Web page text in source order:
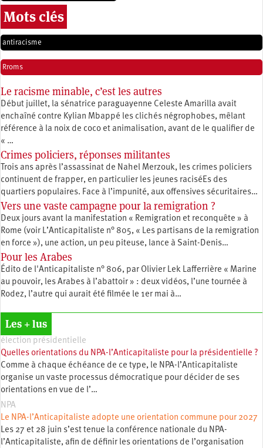
Mots clés
antiracisme
Rroms
Le racisme minable, c’est les autres
Début juillet, la sénatrice paraguayenne Celeste Amarilla avait
enchaîné contre Kylian Mbappé les clichés négrophobes, mêlant
référence à la noix de coco et animalisation, avant de le qualifier de
« …
Crimes policiers, réponses militantes
Trois ans après l’assassinat de Nahel Merzouk, les crimes policiers
continuent de frapper, en particulier les jeunes raciséEs des
quartiers populaires. Face à l’impunité, aux offensives sécuritaires…
Vers une vaste campagne pour la remigration ?
Deux jours avant la manifestation « Remigration et reconquête » à
Rome (voir L’Anticapitaliste n° 805, « Les partisans de la remigration
en force »), une action, un peu piteuse, lance à Saint-Denis…
Pour les Arabes
Édito de l'Anticapitaliste n° 806, par Olivier Lek Lafferrière « Marine
au pouvoir, les Arabes à l’abattoir » : deux vidéos, l’une tournée à
Rodez, l’autre qui aurait été filmée le 1er mai à…
Les + lus
élection présidentielle
Quelles orientations du NPA-l’Anticapitaliste pour la présidentielle ?
Comme à chaque échéance de ce type, le NPA-l’Anticapitaliste
organise un vaste processus démocratique pour décider de ses
orientations en vue de l’…
NPA
Le NPA-l’Anticapitaliste adopte une orientation commune pour 2027
Les 27 et 28 juin s’est tenue la conférence nationale du NPA-
l’Anticapitaliste, afin de définir les orientations de l’organisation